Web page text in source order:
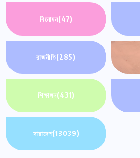
বিনোদন(47)
রাজনীতি(285)
শিক্ষাঙ্গন(431)
সারাদেশ(13039)